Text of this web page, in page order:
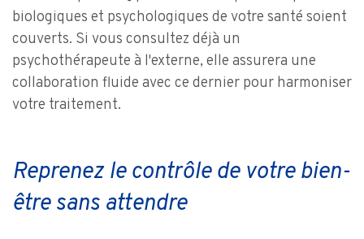
biologiques et psychologiques de votre santé soient
couverts. Si vous consultez déjà un
psychothérapeute à l'externe, elle assurera une
collaboration fluide avec ce dernier pour harmoniser
votre traitement.
Reprenez le contrôle de votre bien-
être sans attendre